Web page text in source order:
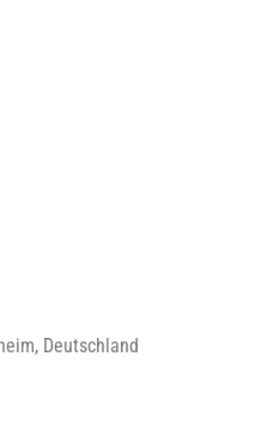
Deutschland